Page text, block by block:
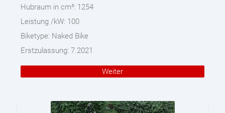
Hubraum in cm³: 1254
Leistung /kW: 100
Biketype: Naked Bike
Erstzulassung: 7.2021
Weiter